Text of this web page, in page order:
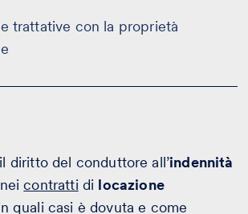
trattative con la proprietà
diritto del conduttore all’indennità
neicontratti di locazione
quali casi è dovuta e come